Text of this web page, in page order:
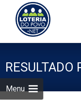
Menu
RESULTADO